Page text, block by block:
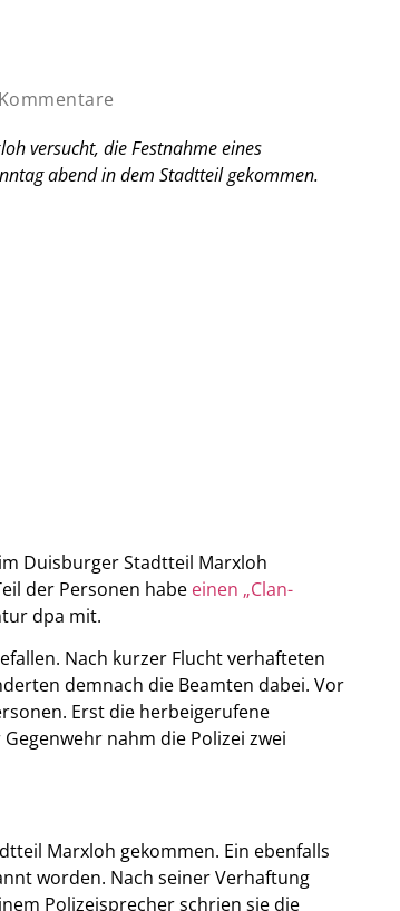
versucht, die Festnahme eines
abend in dem Stadtteil gekommen.
Duisburger Stadtteil Marxloh
der Personen habe einen „Clan-
dpa mit.
Nach kurzer Flucht verhafteten
demnach die Beamten dabei. Vor
Erst die herbeigerufene
nahm die Polizei zwei
Marxloh gekommen. Ein ebenfalls
worden. Nach seiner Verhaftung
Polizeisprecher schrien sie die